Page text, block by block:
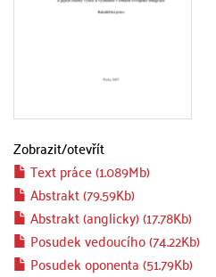
Zobrazit/otevřít
Text práce (1.089Mb)
Abstrakt (79.59Kb)
Abstrakt (anglicky) (17.78Kb)
Posudek vedoucího (74.22Kb)
Posudek oponenta (51.79Kb)